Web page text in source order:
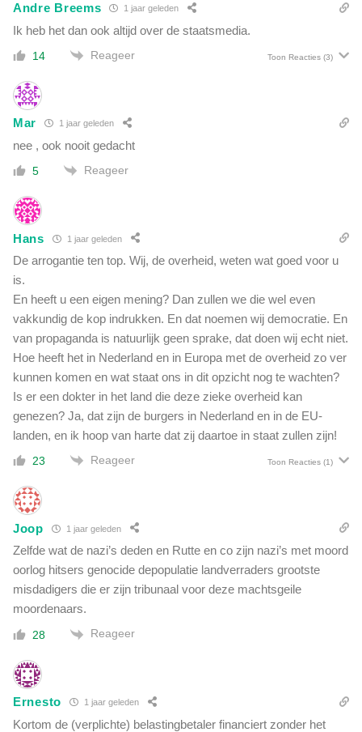
Andre Breems 1 jaar geleden
Ik heb het dan ook altijd over de staatsmedia.
14 Reageer Toon Reacties (3)
Mar 1 jaar geleden
nee , ook nooit gedacht
5 Reageer
Hans 1 jaar geleden
De arrogantie ten top. Wij, de overheid, weten wat goed voor u
is.
En heeft u een eigen mening? Dan zullen we die wel even
vakkundig de kop indrukken. En dat noemen wij democratie. En
van propaganda is natuurlijk geen sprake, dat doen wij echt niet.
Hoe heeft het in Nederland en in Europa met de overheid zo ver
kunnen komen en wat staat ons in dit opzicht nog te wachten?
Is er een dokter in het land die deze zieke overheid kan
genezen? Ja, dat zijn de burgers in Nederland en in de EU-
landen, en ik hoop van harte dat zij daartoe in staat zullen zijn!
23 Reageer Toon Reacties (1)
Joop 1 jaar geleden
Zelfde wat de nazi’s deden en Rutte en co zijn nazi’s met moord
oorlog hitsers genocide depopulatie landverraders grootste
misdadigers die er zijn tribunaal voor deze machtsgeile
moordenaars.
28 Reageer
Ernesto 1 jaar geleden
Kortom de (verplichte) belastingbetaler financiert zonder het